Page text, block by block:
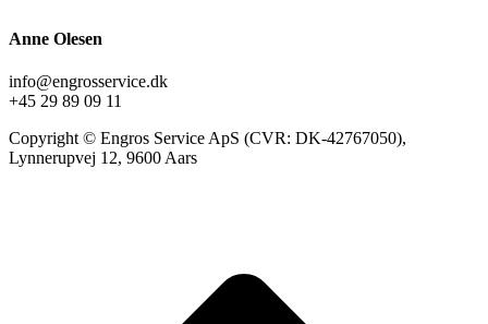
Anne Olesen
info@engrosservice.dk
+45 29 89 09 11
Copyright © Engros Service ApS (CVR: DK-42767050),
Lynnerupvej 12, 9600 Aars